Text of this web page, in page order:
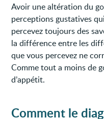
Avoir une altération du
perceptions gustatives
percevez toujours des
la différence entre les
que vous percevez ne
Comme tout a moins de
d’appétit.
Comment le